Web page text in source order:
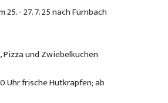
- 27. 7. 25 nach Fürnbach
Pizza und Zwiebelkuchen
Uhr frische Hutkrapfen; ab